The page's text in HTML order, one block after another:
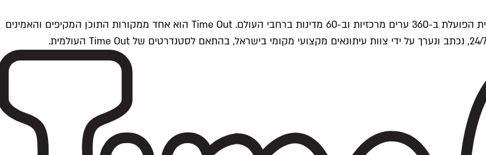
Time Outתל אביב הוא חלק מרשת Time Out Global — רשת מדיה בינלאומית הפועלת ב-360 ערים מרכזיות וב-60 מדינות ברחבי העולם. Time Out הוא אחד ממקורות התוכן המקיפים והאמינים